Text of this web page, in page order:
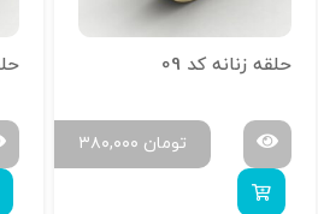
حلقه زنانه کد 09
۳۸۰,۰۰۰ تومان